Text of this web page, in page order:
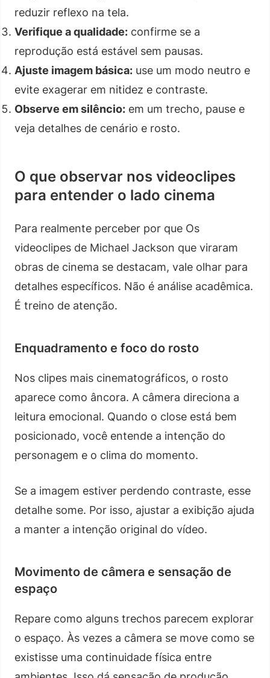
reduzir reflexo na tela.
Verifique a qualidade: confirme se a
reprodução está estável sem pausas.
Ajuste imagem básica: use um modo neutro e
evite exagerar em nitidez e contraste.
Observe em silêncio: em um trecho, pause e
veja detalhes de cenário e rosto.
O que observar nos videoclipes
para entender o lado cinema
Para realmente perceber por que Os
videoclipes de Michael Jackson que viraram
obras de cinema se destacam, vale olhar para
detalhes específicos. Não é análise acadêmica.
É treino de atenção.
Enquadramento e foco do rosto
Nos clipes mais cinematográficos, o rosto
aparece como âncora. A câmera direciona a
leitura emocional. Quando o close está bem
posicionado, você entende a intenção do
personagem e o clima do momento.
Se a imagem estiver perdendo contraste, esse
detalhe some. Por isso, ajustar a exibição ajuda
a manter a intenção original do vídeo.
Movimento de câmera e sensação de
espaço
Repare como alguns trechos parecem explorar
o espaço. Às vezes a câmera se move como se
existisse uma continuidade física entre